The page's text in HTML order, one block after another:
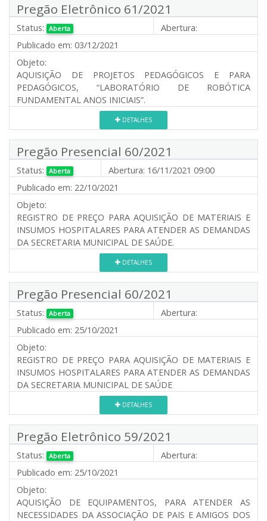
Pregão Eletrônico 61/2021
Status: Aberta
Abertura:
Publicado em: 03/12/2021
Objeto:
AQUISIÇÃO DE PROJETOS PEDAGÓGICOS E PARA
PEDAGÓGICOS, “LABORATÓRIO DE ROBÓTICA
FUNDAMENTAL ANOS INICIAIS”.
DETALHES
Pregão Presencial 60/2021
Status: Aberta Abertura: 16/11/2021 09:00
Publicado em: 22/10/2021
Objeto:
REGISTRO DE PREÇO PARA AQUISIÇÃO DE MATERIAIS E
INSUMOS HOSPITALARES PARA ATENDER AS DEMANDAS
DA SECRETARIA MUNICIPAL DE SAÚDE.
DETALHES
Pregão Presencial 60/2021
Status: Aberta
Abertura:
Publicado em: 25/10/2021
Objeto:
REGISTRO DE PREÇO PARA AQUISIÇÃO DE MATERIAIS E
INSUMOS HOSPITALARES PARA ATENDER AS DEMANDAS
DA SECRETARIA MUNICIPAL DE SAÚDE
DETALHES
Pregão Eletrônico 59/2021
Status: Aberta
Abertura:
Publicado em: 25/10/2021
Objeto:
AQUISIÇÃO DE EQUIPAMENTOS, PARA ATENDER AS
NECESSIDADES DA ASSOCIAÇÃO DE PAIS E AMIGOS DOS